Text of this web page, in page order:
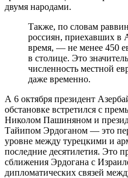
двумя народами.
Также, по словам
россиян, приехавших в
время, — не менее 450
в столице. Это
численность местной
даже временно.
А 6 октября президент
обстановке встретился с
Николом Пашиняном и
Тайипом Эрдоганом — это
уровне между турецкими и
последние десятилетия. Это
сближения Эрдогана с
дипломатических связей